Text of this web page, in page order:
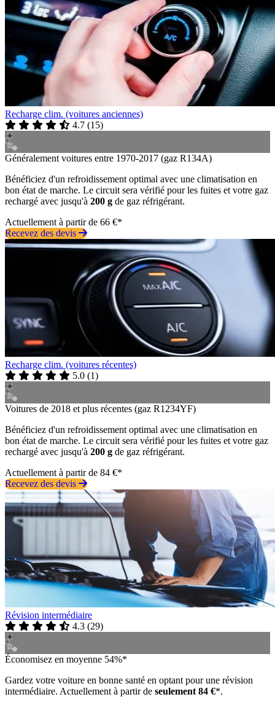
Recharge clim. (voitures anciennes)
4.7 (15)
Généralement voitures entre 1970-2017 (gaz R134A)
Bénéficiez d'un refroidissement optimal avec une climatisation en
bon état de marche. Le circuit sera vérifié pour les fuites et votre gaz
rechargé avec jusqu'à 200 g de gaz réfrigérant.
Actuellement à partir de 66 €*
Recevez des devis
Recharge clim. (voitures récentes)
5.0 (1)
Voitures de 2018 et plus récentes (gaz R1234YF)
Bénéficiez d'un refroidissement optimal avec une climatisation en
bon état de marche. Le circuit sera vérifié pour les fuites et votre gaz
rechargé avec jusqu'à 200 g de gaz réfrigérant.
Actuellement à partir de 84 €*
Recevez des devis
Révision intermédiaire
4.3 (29)
Économisez en moyenne 54%*
Gardez votre voiture en bonne santé en optant pour une révision
intermédiaire. Actuellement à partir de seulement 84 €*.